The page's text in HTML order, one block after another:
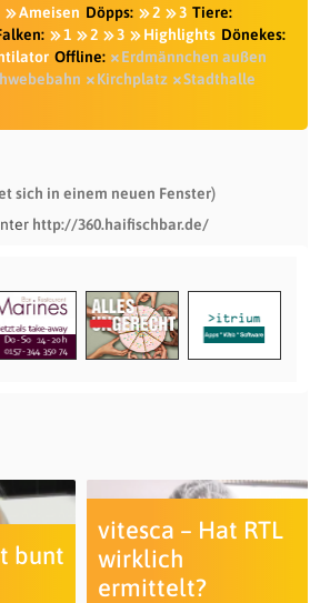
Ameisen Döpps: 2 3 Tiere:
1 2 3 Highlights Dönekes:
Offline:
Erdmännchen außen
Kirchplatz
Stadthalle
sich in einem neuen Fenster)
http://360.haifischbar.de/
bunt
vitesca – Hat RTL
wirklich
ermittelt?